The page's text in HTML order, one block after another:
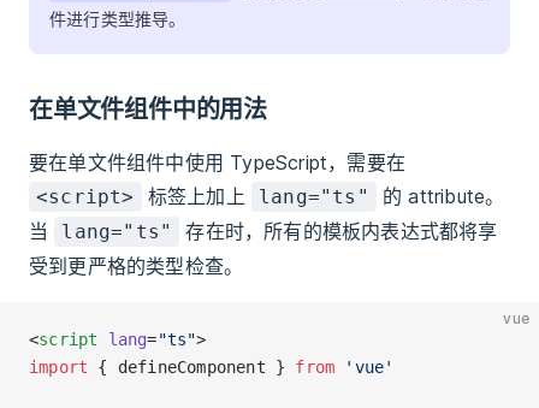
件进行类型推导。
在单文件组件中的用法
要在单文件组件中使用 TypeScript，需要在
<script> 标签上加上 lang="ts"
的 attribute。
当
lang="ts"
存在时，所有的模板内表达式都将享
受到更严格的类型检查。
vue
<script lang="ts">
import { defineComponent } from 'vue'